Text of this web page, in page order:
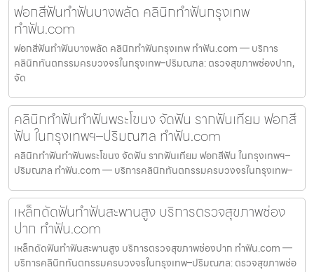
ฟอกสีฟันทำฟันบางพลัด คลินิกทำฟันกรุงเทพ
ทำฟัน.com
ฟอกสีฟันทำฟันบางพลัด คลินิกทำฟันกรุงเทพ ทำฟัน.com — บริการ
คลินิกทันตกรรมครบวงจรในกรุงเทพ–ปริมณฑล: ตรวจสุขภาพช่องปาก,
จัด
คลินิกทำฟันทำฟันพระโขนง จัดฟัน รากฟันเทียม ฟอกสี
ฟัน ในกรุงเทพฯ–ปริมณฑล ทำฟัน.com
คลินิกทำฟันทำฟันพระโขนง จัดฟัน รากฟันเทียม ฟอกสีฟัน ในกรุงเทพฯ–
ปริมณฑล ทำฟัน.com — บริการคลินิกทันตกรรมครบวงจรในกรุงเทพ–
เหล็กดัดฟันทำฟันสะพานสูง บริการตรวจสุขภาพช่อง
ปาก ทำฟัน.com
เหล็กดัดฟันทำฟันสะพานสูง บริการตรวจสุขภาพช่องปาก ทำฟัน.com —
บริการคลินิกทันตกรรมครบวงจรในกรุงเทพ–ปริมณฑล: ตรวจสุขภาพช่อ